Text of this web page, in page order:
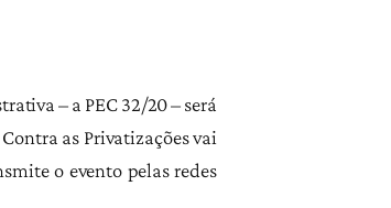
– a PEC 32/20 – será
as Privatizações vai
o evento pelas redes